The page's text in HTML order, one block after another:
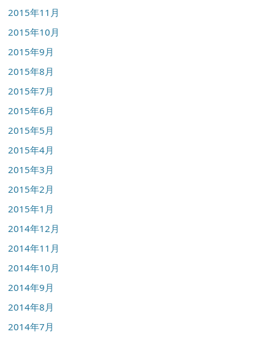
2015年11月
2015年10月
2015年9月
2015年8月
2015年7月
2015年6月
2015年5月
2015年4月
2015年3月
2015年2月
2015年1月
2014年12月
2014年11月
2014年10月
2014年9月
2014年8月
2014年7月